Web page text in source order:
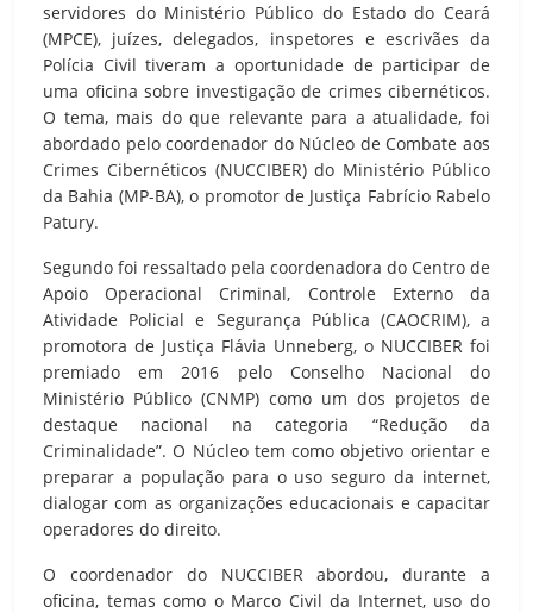
servidores do Ministério Público do Estado do Ceará
(MPCE), juízes, delegados, inspetores e escrivães da
Polícia Civil tiveram a oportunidade de participar de
uma oficina sobre investigação de crimes cibernéticos.
O tema, mais do que relevante para a atualidade, foi
abordado pelo coordenador do Núcleo de Combate aos
Crimes Cibernéticos (NUCCIBER) do Ministério Público
da Bahia (MP-BA), o promotor de Justiça Fabrício Rabelo
Patury.
Segundo foi ressaltado pela coordenadora do Centro de
Apoio Operacional Criminal, Controle Externo da
Atividade Policial e Segurança Pública (CAOCRIM), a
promotora de Justiça Flávia Unneberg, o NUCCIBER foi
premiado em 2016 pelo Conselho Nacional do
Ministério Público (CNMP) como um dos projetos de
destaque nacional na categoria “Redução da
Criminalidade”. O Núcleo tem como objetivo orientar e
preparar a população para o uso seguro da internet,
dialogar com as organizações educacionais e capacitar
operadores do direito.
O coordenador do NUCCIBER abordou, durante a
oficina, temas como o Marco Civil da Internet, uso do